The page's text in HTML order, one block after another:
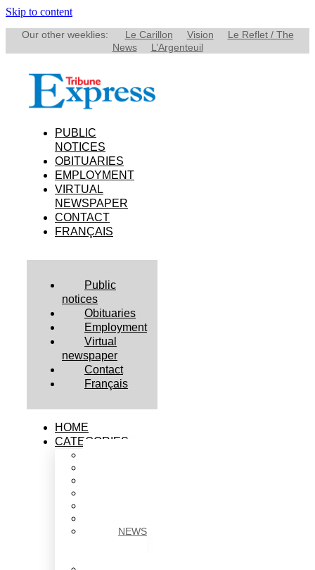
Skip to content
Our other weeklies: Le Carillon Vision
Le Reflet / The
News
L’Argenteuil
PUBLIC
NOTICES
OBITUARIES
EMPLOYMENT
VIRTUAL
NEWSPAPER
CONTACT
FRANÇAIS
Public
notices
Obituaries
Employment
Virtual
newspaper
Contact
Français
HOME
CATEGORIES
NEWS